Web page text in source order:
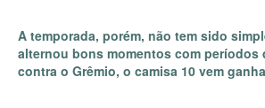
A temporada, porém, não tem sido
alternou bons momentos com períodos
contra o Grêmio, o camisa 10 vem